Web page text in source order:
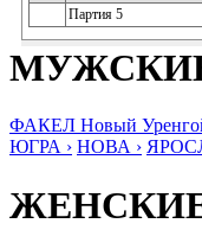
Партия 5
ФАКЕЛ Новый
ЮГРА › НОВА ›